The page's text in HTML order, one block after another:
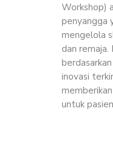
Workshop)
penyangga
mengelola
dan
inovasi
untuk